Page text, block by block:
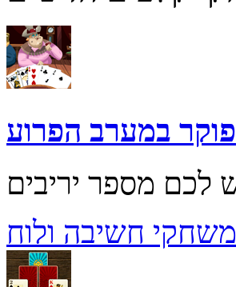
פוקר במערב הפרוע
משחקי חשיבה ולוח